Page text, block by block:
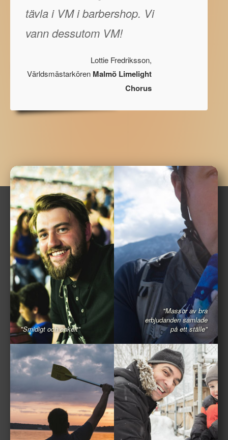
tävla i VM i barbershop. Vi
vann dessutom VM!
Lottie Fredriksson,
Världsmästarkören Malmö Limelight
Chorus
"Smidigt och enkelt"
"Massor av bra
erbjudanden samlade
på ett ställe"